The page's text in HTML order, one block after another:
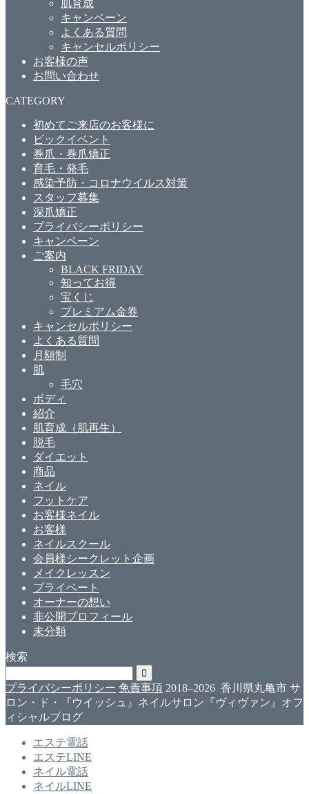
肌育成
キャンペーン
よくある質問
キャンセルポリシー
お客様の声
お問い合わせ
CATEGORY
初めてご来店のお客様に
ビックイベント
巻爪・巻爪矯正
育毛・発毛
感染予防・コロナウイルス対策
スタッフ募集
深爪矯正
プライバシーポリシー
キャンペーン
ご案内
BLACK FRIDAY
知ってお得
宝くじ
プレミアム金券
キャンセルポリシー
よくある質問
月額制
肌
毛穴
ボディ
紹介
肌育成（肌再生）
脱毛
ダイエット
商品
ネイル
フットケア
お客様ネイル
お客様
ネイルスクール
会員様シークレット企画
メイクレッスン
プライベート
オーナーの想い
非公開プロフィール
未分類
検索
プライバシーポリシー 免責事項 2018–2026 香川県丸亀市 サ
ロン・ド・『ウイッシュ』ネイルサロン『ヴィヴァン』オフ
ィシャルブログ
エステ電話
エステLINE
ネイル電話
ネイルLINE